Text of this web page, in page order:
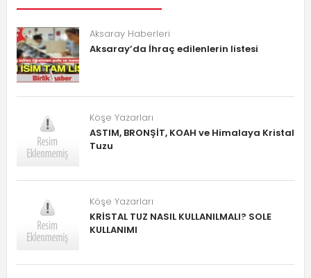
Aksaray Haberleri
Aksaray’da İhraç edilenlerin listesi
Köşe Yazarları
ASTIM, BRONŞİT, KOAH ve Himalaya Kristal
Tuzu
Köşe Yazarları
KRİSTAL TUZ NASIL KULLANILMALI? SOLE
KULLANIMI